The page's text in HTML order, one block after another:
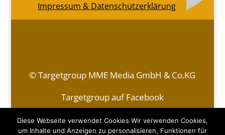
Impressum & Datenschutzerklärung
© Targetgroup MME Media GmbH & Co.KG
Targetgroup auf Facebook
Kontakt|Impressum & Datenschutzerklärung
Diese Webseite verwendet Cookies Wir verwenden Cookies,
um Inhalte und Anzeigen zu personalisieren, Funktionen für